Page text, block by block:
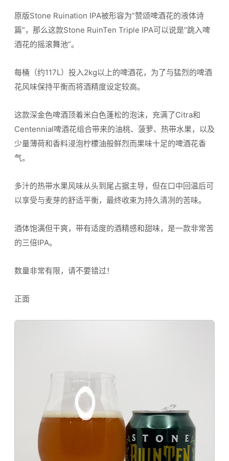
原版Stone Ruination IPA被形容为”赞颂啤酒花的液体诗
篇”，那么这款Stone RuinTen Triple IPA可以说是”跳入啤
酒花的摇滚舞池”。
每桶（约117L）投入2kg以上的啤酒花，为了与猛烈的啤酒
花风味保持平衡而将酒精度设定较高。
这款深金色啤酒顶着米白色蓬松的泡沫，充满了Citra和
Centennial啤酒花组合带来的油桃、菠萝、热带水果，以及
少量薄荷和香料浸泡柠檬油般鲜烈而果味十足的啤酒花香
气。
多汁的热带水果风味从头到尾占据主导，但在口中回温后可
以享受与麦芽的舒适平衡，最终收束为持久清冽的苦味。
酒体饱满但干爽，带有适度的酒精感和甜味，是一款非常苦
的三倍IPA。
数量非常有限，请不要错过！
正面